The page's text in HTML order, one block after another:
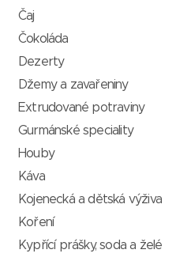
Čaj
Čokoláda
Dezerty
Džemy a zavařeniny
Extrudované potraviny
Gurmánské speciality
Houby
Káva
Kojenecká a dětská výživa
Koření
Kypřící prášky, soda a želé